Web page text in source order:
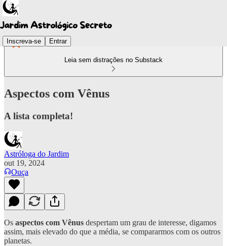
Inscreva-se Entrar
Leia sem distrações no Substack
Aspectos com Vênus
A lista completa!
Astróloga do Jardim
out 19, 2024
Ouça
Os aspectos com Vênus despertam um grau de interesse, digamos
assim, mais elevado do que a média, se compararmos com os outros
planetas.